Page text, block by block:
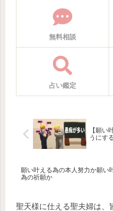
無料相談
占い鑑定
【願い
うにす
願い叶える為の本人努力か願い
為の祈願か
聖天様に仕える聖夫婦は、